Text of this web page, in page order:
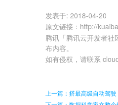
发表于: 2018-04-20
原文链接 ： http://
腾讯「腾讯云开发者
布内容。
如有侵权，请联系
上一篇：搭最高级自动驾